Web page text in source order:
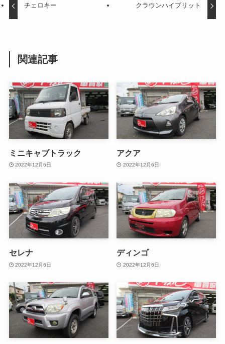
チェロキー クラウンハイブリット
関連記事
ミニキャブトラック
2022年12月6日
アクア
2022年12月6日
セレナ
2022年12月6日
ディンゴ
2022年12月6日